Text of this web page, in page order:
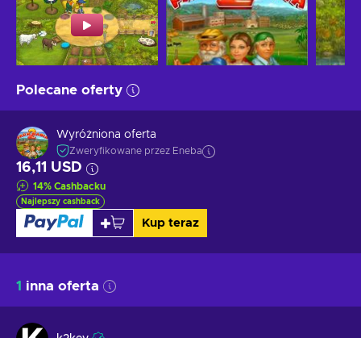
Polecane oferty
Wyróżniona oferta
Zweryfikowane przez Eneba
16,11 USD
14% Cashbacku
Najlepszy cashback
Kup teraz
1 inna oferta